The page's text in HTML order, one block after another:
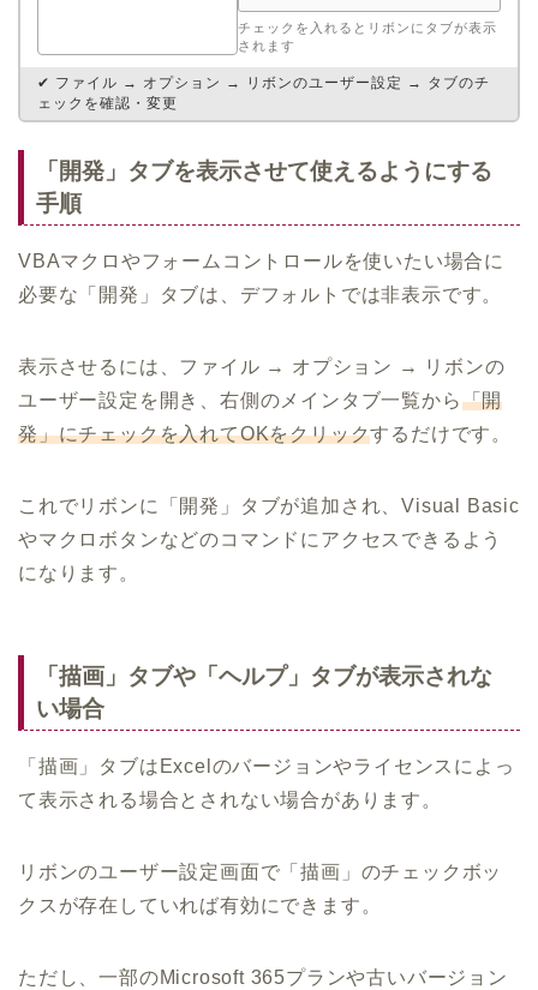
チェックを入れるとリボンにタブが表示
されます
✔ ファイル → オプション → リボンのユーザー設定 → タブのチ
ェックを確認・変更
「開発」タブを表示させて使えるようにする
手順
VBAマクロやフォームコントロールを使いたい場合に
必要な「開発」タブは、デフォルトでは非表示です。
表示させるには、ファイル → オプション → リボンの
ユーザー設定を開き、右側のメインタブ一覧から「開
発」にチェックを入れてOKをクリックするだけです。
これでリボンに「開発」タブが追加され、Visual Basic
やマクロボタンなどのコマンドにアクセスできるよう
になります。
「描画」タブや「ヘルプ」タブが表示されな
い場合
「描画」タブはExcelのバージョンやライセンスによっ
て表示される場合とされない場合があります。
リボンのユーザー設定画面で「描画」のチェックボッ
クスが存在していれば有効にできます。
ただし、一部のMicrosoft 365プランや古いバージョン